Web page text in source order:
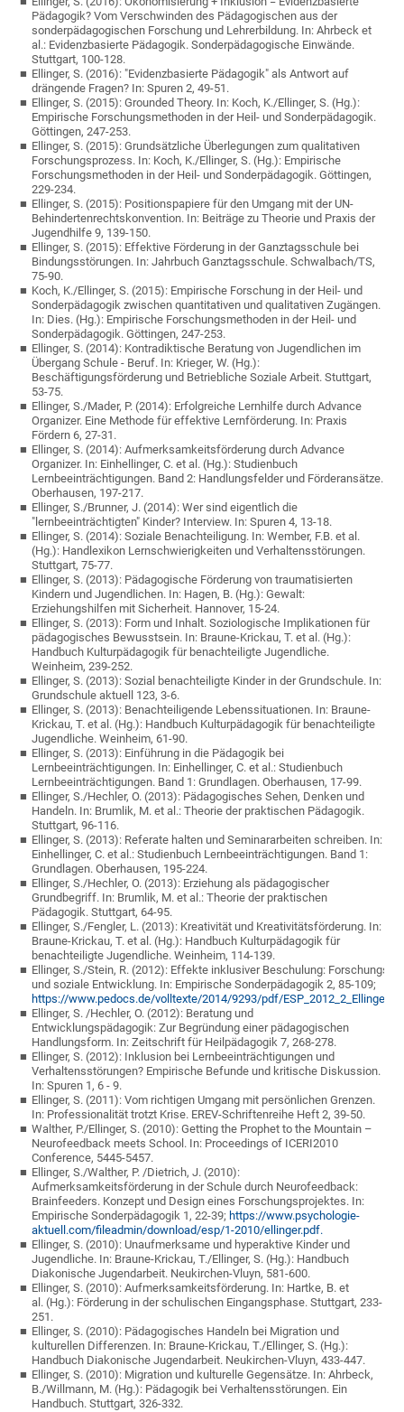
Pädagogik? Vom Verschwinden des Pädagogischen aus der
sonderpädagogischen Forschung und Lehrerbildung. In: Ahrbeck et
al.: Evidenzbasierte Pädagogik. Sonderpädagogische Einwände.
Stuttgart, 100-128.
Ellinger, S. (2016): "Evidenzbasierte Pädagogik" als Antwort auf
drängende Fragen? In: Spuren 2, 49-51.
Ellinger, S. (2015): Grounded Theory. In: Koch, K./Ellinger, S. (Hg.):
Empirische Forschungsmethoden in der Heil- und Sonderpädagogik.
Göttingen, 247-253.
Ellinger, S. (2015): Grundsätzliche Überlegungen zum qualitativen
Forschungsprozess. In: Koch, K./Ellinger, S. (Hg.): Empirische
Forschungsmethoden in der Heil- und Sonderpädagogik. Göttingen,
229-234.
Ellinger, S. (2015): Positionspapiere für den Umgang mit der UN-
Behindertenrechtskonvention. In: Beiträge zu Theorie und Praxis der
Jugendhilfe 9, 139-150.
Ellinger, S. (2015): Effektive Förderung in der Ganztagsschule bei
Bindungsstörungen. In: Jahrbuch Ganztagsschule. Schwalbach/TS,
75-90.
Koch, K./Ellinger, S. (2015): Empirische Forschung in der Heil- und
Sonderpädagogik zwischen quantitativen und qualitativen Zugängen.
In: Dies. (Hg.): Empirische Forschungsmethoden in der Heil- und
Sonderpädagogik. Göttingen, 247-253.
Ellinger, S. (2014): Kontradiktische Beratung von Jugendlichen im
Übergang Schule - Beruf. In: Krieger, W. (Hg.):
Beschäftigungsförderung und Betriebliche Soziale Arbeit. Stuttgart,
53-75.
Ellinger, S./Mader, P. (2014): Erfolgreiche Lernhilfe durch Advance
Organizer. Eine Methode für effektive Lernförderung. In: Praxis
Fördern 6, 27-31.
Ellinger, S. (2014): Aufmerksamkeitsförderung durch Advance
Organizer. In: Einhellinger, C. et al. (Hg.): Studienbuch
Lernbeeinträchtigungen. Band 2: Handlungsfelder und Förderansätze.
Oberhausen, 197-217.
Ellinger, S./Brunner, J. (2014): Wer sind eigentlich die
"lernbeeinträchtigten" Kinder? Interview. In: Spuren 4, 13-18.
Ellinger, S. (2014): Soziale Benachteiligung. In: Wember, F.B. et al.
(Hg.): Handlexikon Lernschwierigkeiten und Verhaltensstörungen.
Stuttgart, 75-77.
Ellinger, S. (2013): Pädagogische Förderung von traumatisierten
Kindern und Jugendlichen. In: Hagen, B. (Hg.): Gewalt:
Erziehungshilfen mit Sicherheit. Hannover, 15-24.
Ellinger, S. (2013): Form und Inhalt. Soziologische Implikationen für
pädagogisches Bewusstsein. In: Braune-Krickau, T. et al. (Hg.):
Handbuch Kulturpädagogik für benachteiligte Jugendliche.
Weinheim, 239-252.
Ellinger, S. (2013): Sozial benachteiligte Kinder in der Grundschule. In:
Grundschule aktuell 123, 3-6.
Ellinger, S. (2013): Benachteiligende Lebenssituationen. In: Braune-
Krickau, T. et al. (Hg.): Handbuch Kulturpädagogik für benachteiligte
Jugendliche. Weinheim, 61-90.
Ellinger, S. (2013): Einführung in die Pädagogik bei
Lernbeeinträchtigungen. In: Einhellinger, C. et al.: Studienbuch
Lernbeeinträchtigungen. Band 1: Grundlagen. Oberhausen, 17-99.
Ellinger, S./Hechler, O. (2013): Pädagogisches Sehen, Denken und
Handeln. In: Brumlik, M. et al.: Theorie der praktischen Pädagogik.
Stuttgart, 96-116.
Ellinger, S. (2013): Referate halten und Seminararbeiten schreiben. In:
Einhellinger, C. et al.: Studienbuch Lernbeeinträchtigungen. Band 1:
Grundlagen. Oberhausen, 195-224.
Ellinger, S./Hechler, O. (2013): Erziehung als pädagogischer
Grundbegriff. In: Brumlik, M. et al.: Theorie der praktischen
Pädagogik. Stuttgart, 64-95.
Ellinger, S./Fengler, L. (2013): Kreativität und Kreativitätsförderung. In:
Braune-Krickau, T. et al. (Hg.): Handbuch Kulturpädagogik für
benachteiligte Jugendliche. Weinheim, 114-139.
Ellinger, S./Stein, R. (2012): Effekte inklusiver Beschulung:
und soziale Entwicklung. In: Empirische Sonderpädagogik 2, 85-109;
https://www.pedocs.de/volltexte/2014/9293/pdf/
Ellinger, S. /Hechler, O. (2012): Beratung und
Entwicklungspädagogik: Zur Begründung einer pädagogischen
Handlungsform. In: Zeitschrift für Heilpädagogik 7, 268-278.
Ellinger, S. (2012): Inklusion bei Lernbeeinträchtigungen und
Verhaltensstörungen? Empirische Befunde und kritische Diskussion.
In: Spuren 1, 6 - 9.
Ellinger, S. (2011): Vom richtigen Umgang mit persönlichen Grenzen.
In: Professionalität trotzt Krise. EREV-Schriftenreihe Heft 2, 39-50.
Walther, P./Ellinger, S. (2010): Getting the Prophet to the Mountain –
Neurofeedback meets School. In: Proceedings of ICERI2010
Conference, 5445-5457.
Ellinger, S./Walther, P. /Dietrich, J. (2010):
Aufmerksamkeitsförderung in der Schule durch Neurofeedback:
Brainfeeders. Konzept und Design eines Forschungsprojektes. In:
Empirische Sonderpädagogik 1, 22-39; https://www.psychologie-
aktuell.com/fileadmin/download/esp/1-2010/ellinger.pdf.
Ellinger, S. (2010): Unaufmerksame und hyperaktive Kinder und
Jugendliche. In: Braune-Krickau, T./Ellinger, S. (Hg.): Handbuch
Diakonische Jugendarbeit. Neukirchen-Vluyn, 581-600.
Ellinger, S. (2010): Aufmerksamkeitsförderung. In: Hartke, B. et
al. (Hg.): Förderung in der schulischen Eingangsphase. Stuttgart, 233-
251.
Ellinger, S. (2010): Pädagogisches Handeln bei Migration und
kulturellen Differenzen. In: Braune-Krickau, T./Ellinger, S. (Hg.):
Handbuch Diakonische Jugendarbeit. Neukirchen-Vluyn, 433-447.
Ellinger, S. (2010): Migration und kulturelle Gegensätze. In: Ahrbeck,
B./Willmann, M. (Hg.): Pädagogik bei Verhaltensstörungen. Ein
Handbuch. Stuttgart, 326-332.